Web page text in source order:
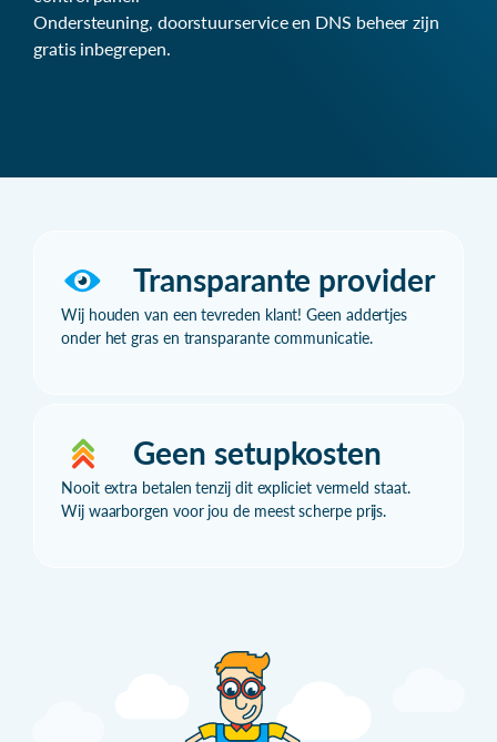
Ondersteuning, doorstuurservice en DNS beheer zijn
gratis inbegrepen.
Transparante provider
Wij houden van een tevreden klant! Geen addertjes
onder het gras en transparante communicatie.
Geen setupkosten
Nooit extra betalen tenzij dit expliciet vermeld staat.
Wij waarborgen voor jou de meest scherpe prijs.